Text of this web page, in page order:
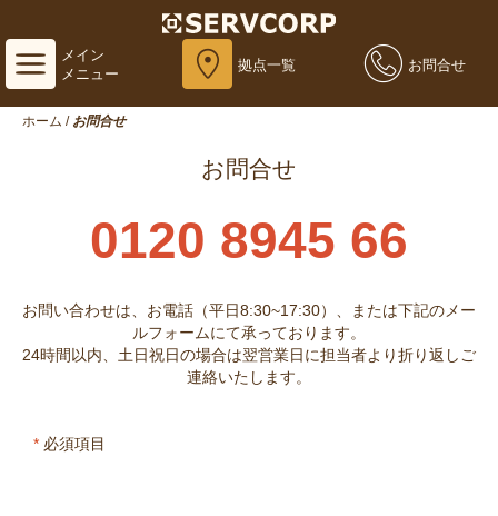
メイン
メニュー
拠点一覧 お問合せ
ホーム / お問合せ
お問合せ
0120 8945 66
お問い合わせは、お電話（平日8:30~17:30）、または下記のメー
ルフォームにて承っております。
24時間以内、土日祝日の場合は翌営業日に担当者より折り返しご
連絡いたします。
* 必須項目